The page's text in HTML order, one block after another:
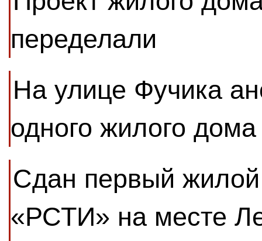
переделали
На улице Фучика
одного жилого
Сдан первый
«РСТИ» на месте